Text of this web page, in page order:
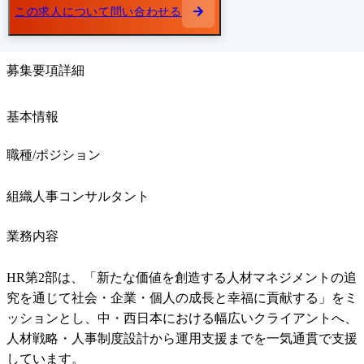
この求人について問い合わせる
募集要項詳細
基本情報
職種/ポジション
組織人事コンサルタント
業務内容
HR第2部は、「新たな価値を創造する人材マネジメントの追
究を通じて社会・企業・個人の成長と幸福に貢献する」をミ
ッションとし、中・西日本における幅広いクライアントへ、
人材戦略・人事制度設計から運用支援までを一気通貫で支援
しています。